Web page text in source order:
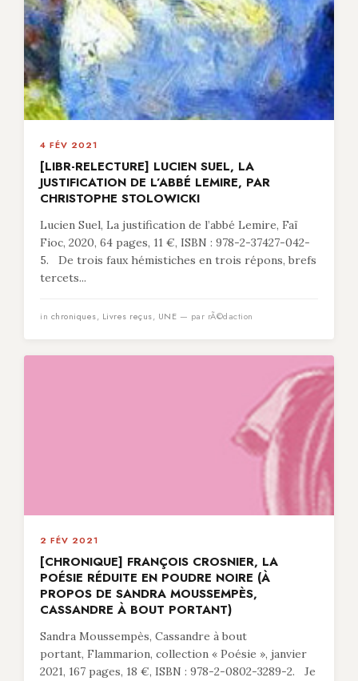
4 FÉV 2021
[LIBR-RELECTURE] LUCIEN SUEL, LA
JUSTIFICATION DE L’ABBÉ LEMIRE, PAR
CHRISTOPHE STOLOWICKI
Lucien Suel, La justification de l’abbé Lemire, Faï
Fioc, 2020, 64 pages, 11 €, ISBN : 978-2-37427-042-
5. De trois faux hémistiches en trois répons, brefs
tercets...
in chroniques, Livres reçus, UNE — par rÃ©daction
2 FÉV 2021
[CHRONIQUE] FRANÇOIS CROSNIER, LA
POÉSIE RÉDUITE EN POUDRE NOIRE (À
PROPOS DE SANDRA MOUSSEMPÈS,
CASSANDRE À BOUT PORTANT)
Sandra Moussempès, Cassandre à bout
portant, Flammarion, collection « Poésie », janvier
2021, 167 pages, 18 €, ISBN : 978-2-0802-3289-2. Je